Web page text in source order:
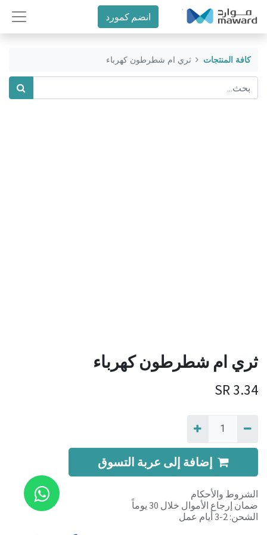
انضم كمورد
كافة المنتجات ثري ام شطرطون كهرباء
ثري ام شطرطون كهرباء
3.34
إضافة إلى عربة التسوق
الشروط والأحكام
ضمان إرجاع الأموال خلال 30 يوماً
الشحن: 2-3 أيام عمل